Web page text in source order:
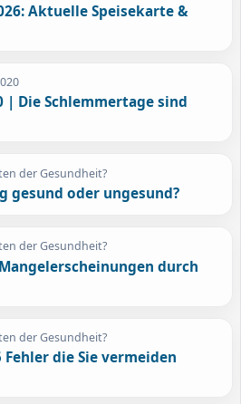
Aktuelle Speisekarte &
| Die Schlemmertage sind
der Gesundheit?
gesund oder ungesund?
der Gesundheit?
durch
der Gesundheit?
die Sie vermeiden